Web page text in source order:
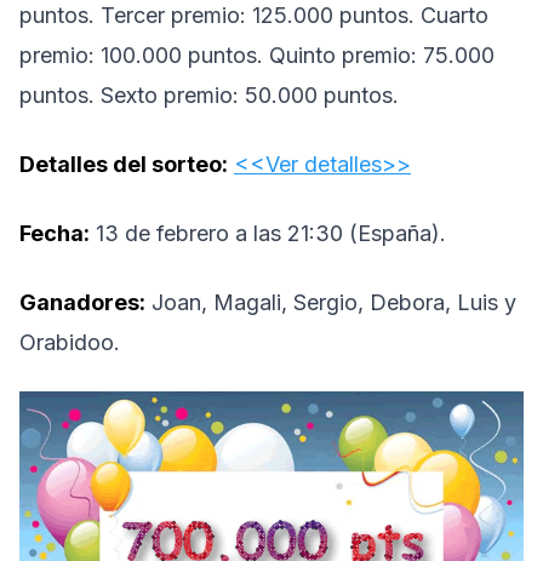
puntos. Tercer premio: 125.000 puntos. Cuarto
premio: 100.000 puntos. Quinto premio: 75.000
puntos. Sexto premio: 50.000 puntos.
Detalles del sorteo: <<Ver detalles>>
Fecha: 13 de febrero a las 21:30 (España).
Ganadores: Joan, Magali, Sergio, Debora, Luis y
Orabidoo.